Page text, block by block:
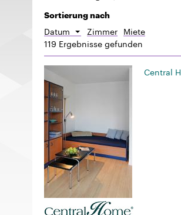
Sortierung nach
Datum Absteigend
sortieren
Zimmer Miete
119 Ergebnisse gefunden
Central